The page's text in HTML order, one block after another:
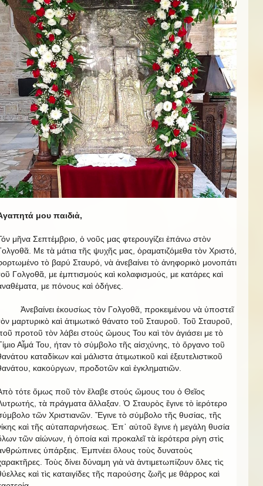
μου παιδιἀ,
μῆνα Σεπτέμβριο, ὁ νοῦς μας φτερουγίζει ἐπάνω στὸν
Με τὰ μάτια τῆς ψυχῆς μας, ὁραματιζόμεθα τὸν Χριστό,
τὸ βαρύ Σταυρό, νὰ ἀνεβαίνει τὸ ἀνηφορικὸ μονοπάτι
Γολγοθᾶ, με ἐμπτισμούς καὶ κολαφισμούς, με κατάρες καὶ
με πόνους καὶ ὀδήνες.
ἐκουσίως τὸν Γολγοθᾶ, προκειμένου νὰ ὑποστεῖ
μαρτυρικὸ καὶ ἀτιμωτικό θάνατο τοῦ Σταυροῦ. Τοῦ Σταυροῦ,
προτοῦ τὸν λάβει στούς ὥμους Του καὶ τὸν ἁγιάσει με τὸ
Αἷμά Του, ήταν τὸ σύμβολο τῆς αἰσχύνης, τὸ ὄργανο τοῦ
καταδίκων καὶ μάλιστα ἀτιμωτικοῦ καὶ ἐξευτελιστικοῦ
κακούργων, προδοτῶν καὶ ἐγκληματιῶν.
τότε ὅμως ποῦ τὸν ἔλαβε στούς ὥμους του ὁ Θεῖος
τὰ πράγματα ἄλλαξαν. Ὁ Σταυρὸς ἔγινε τὸ ἱερότερο
τῶν Χριστιανῶν. Ἔγινε τὸ σύμβολο τῆς θυσίας, τῆς
καὶ τῆς αὐταπαρνήσεως. Ἐπ᾿ αὐτοῦ ἔγινε ἡ μεγάλη θυσία
τῶν αἰώνων, ἡ ὁποία καὶ προκαλεῖ τὰ ἱερότερα ρίγη στὶς
ὑπάρξεις. Ἐμπνέει ὅλους τοὺς δυνατοὺς
Τοὺς δίνει δύναμη γιὰ νὰ ἀντιμετωπίζουν ὅλες τὶς
καὶ τὶς καταιγίδες τῆς παρούσης ζωῆς με θάρρος καὶ